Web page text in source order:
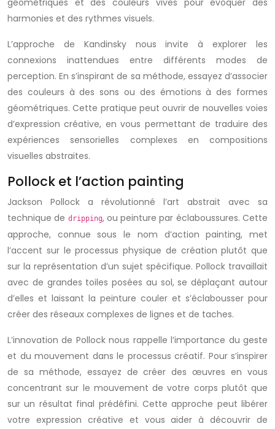
géométriques et des couleurs vives pour évoquer des
harmonies et des rythmes visuels.
L’approche de Kandinsky nous invite à explorer les
connexions inattendues entre différents modes de
perception. En s’inspirant de sa méthode, essayez d’associer
des couleurs à des sons ou des émotions à des formes
géométriques. Cette pratique peut ouvrir de nouvelles voies
d’expression créative, en vous permettant de traduire des
expériences sensorielles complexes en compositions
visuelles abstraites.
Pollock et l’action painting
Jackson Pollock a révolutionné l’art abstrait avec sa
technique de dripping, ou peinture par éclaboussures. Cette
approche, connue sous le nom d’action painting, met
l’accent sur le processus physique de création plutôt que
sur la représentation d’un sujet spécifique. Pollock travaillait
avec de grandes toiles posées au sol, se déplaçant autour
d’elles et laissant la peinture couler et s’éclabousser pour
créer des réseaux complexes de lignes et de taches.
L’innovation de Pollock nous rappelle l’importance du geste
et du mouvement dans le processus créatif. Pour s’inspirer
de sa méthode, essayez de créer des œuvres en vous
concentrant sur le mouvement de votre corps plutôt que
sur un résultat final prédéfini. Cette approche peut libérer
votre expression créative et vous aider à découvrir de